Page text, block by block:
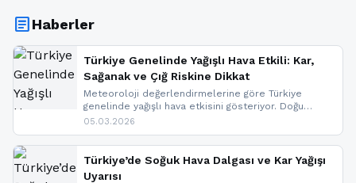
articleHaberler
Türkiye Genelinde Yağışlı Hava Etkili: Kar,
Sağanak ve Çığ Riskine Dikkat
Meteoroloji değerlendirmelerine göre Türkiye
genelinde yağışlı hava etkisini gösteriyor. Doğu
bölgelerinde kar yağışı beklenirken Marmara ve
ise çığ tehlikesi bulunuyor. İç kesimlerde sis ve pus
nedeniyle görüş mesafesinde azalma
yaşanabileceği belirtiliyor.
05.03.2026
Türkiye’de Soğuk Hava Dalgası ve Kar Yağışı
Uyarısı